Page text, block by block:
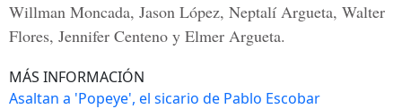
Willman Moncada, Jason López, Neptalí Argueta, Walter
Flores, Jennifer Centeno y Elmer Argueta.
MÁS INFORMACIÓN
Asaltan a 'Popeye', el sicario de Pablo Escobar